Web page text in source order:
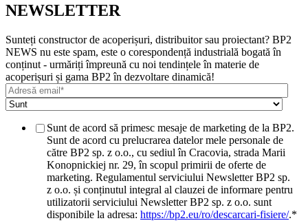
NEWSLETTER
Sunteți constructor de acoperișuri, distribuitor sau proiectant? BP2
NEWS nu este spam, este o corespondență industrială bogată în
conținut - urmăriți împreună cu noi tendințele în materie de
acoperișuri și gama BP2 în dezvoltare dinamică!
Sunt de acord să primesc mesaje de marketing de la BP2.
Sunt de acord cu prelucrarea datelor mele personale de
către BP2 sp. z o.o., cu sediul în Cracovia, strada Marii
Konopnickiej nr. 29, în scopul primirii de oferte de
marketing. Regulamentul serviciului Newsletter BP2 sp.
z o.o. și conținutul integral al clauzei de informare pentru
utilizatorii serviciului Newsletter BP2 sp. z o.o. sunt
disponibile la adresa: https://bp2.eu/ro/descarcari-fisiere/.*